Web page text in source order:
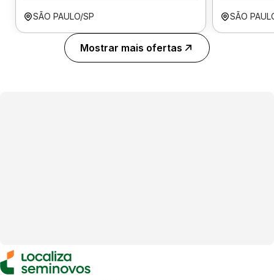
SÃO PAULO/SP SÃO
Mostrar mais ofertas